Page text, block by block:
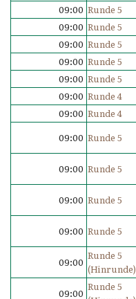
09:00 Runde 5
09:00 Runde 5
09:00 Runde 5
09:00 Runde 5
09:00 Runde 5
09:00 Runde 4
09:00 Runde 4
09:00 Runde 5
09:00 Runde 5
09:00 Runde 5
09:00 Runde 5
09:00
Runde 5
(Hinrunde)
09:00
Runde 5